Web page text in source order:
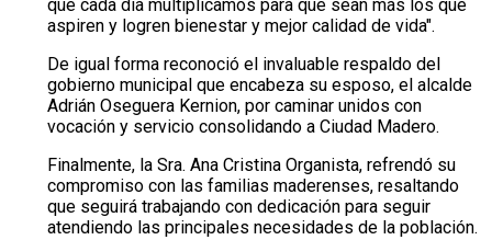
que cada día multiplicamos para que sean más los que
aspiren y logren bienestar y mejor calidad de vida".
De igual forma reconoció el invaluable respaldo del
gobierno municipal que encabeza su esposo, el alcalde
Adrián Oseguera Kernion, por caminar unidos con
vocación y servicio consolidando a Ciudad Madero.
Finalmente, la Sra. Ana Cristina Organista, refrendó su
compromiso con las familias maderenses, resaltando
que seguirá trabajando con dedicación para seguir
atendiendo las principales necesidades de la población.